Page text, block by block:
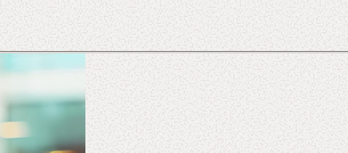
One Identity Angular Portal